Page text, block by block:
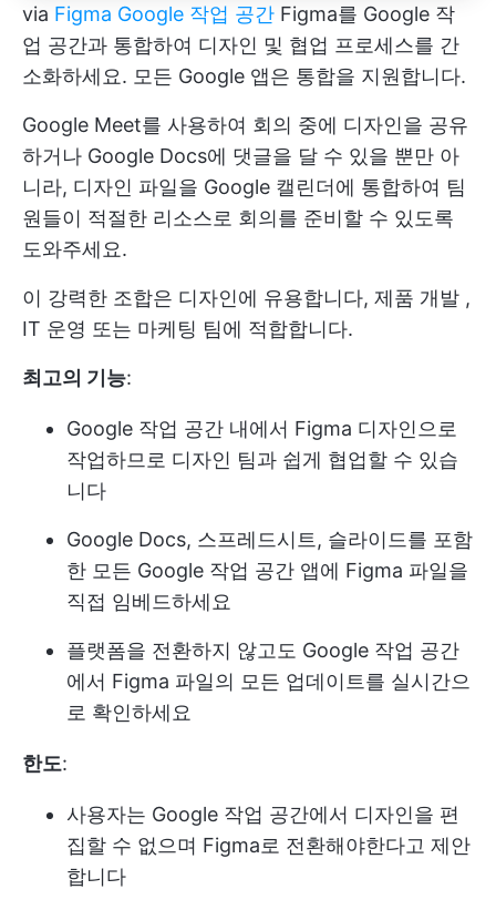
via Figma Google 작업 공간 Figma를 Google 작
업 공간과 통합하여 디자인 및 협업 프로세스를 간
소화하세요. 모든 Google 앱은 통합을 지원합니다.
Google Meet를 사용하여 회의 중에 디자인을 공유
하거나 Google Docs에 댓글을 달 수 있을 뿐만 아
니라, 디자인 파일을 Google 캘린더에 통합하여 팀
원들이 적절한 리소스로 회의를 준비할 수 있도록
도와주세요.
이 강력한 조합은 디자인에 유용합니다, 제품 개발 ,
IT 운영 또는 마케팅 팀에 적합합니다.
최고의 기능:
Google 작업 공간 내에서 Figma 디자인으로
작업하므로 디자인 팀과 쉽게 협업할 수 있습
니다
Google Docs, 스프레드시트, 슬라이드를 포함
한 모든 Google 작업 공간 앱에 Figma 파일을
직접 임베드하세요
플랫폼을 전환하지 않고도 Google 작업 공간
에서 Figma 파일의 모든 업데이트를 실시간으
로 확인하세요
한도:
사용자는 Google 작업 공간에서 디자인을 편
집할 수 없으며 Figma로 전환해야한다고 제안
합니다